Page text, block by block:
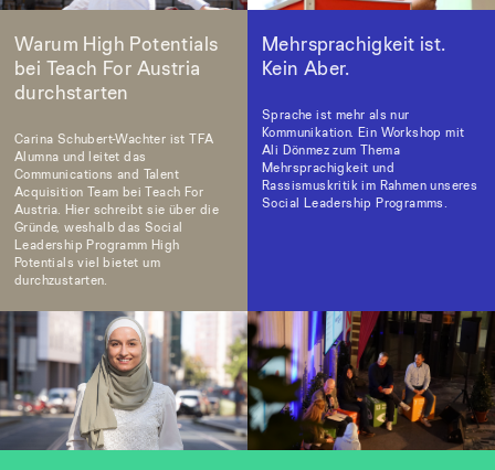
Warum High Potentials
bei Teach For Austria
durchstarten
Carina Schubert-Wachter ist TFA
Alumna und leitet das
Communications and Talent
Acquisition Team bei Teach For
Austria. Hier schreibt sie über die
Gründe, weshalb das Social
Leadership Programm High
Potentials viel bietet um
durchzustarten.
Mehrsprachigkeit ist.
Kein Aber.
Sprache ist mehr als nur
Kommunikation. Ein Workshop mit
Ali Dönmez zum Thema
Mehrsprachigkeit und
Rassismuskritik im Rahmen unseres
Social Leadership Programms.